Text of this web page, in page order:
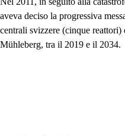
aveva deciso la progressiva
centrali svizzere (cinque
Mühleberg, tra il 2019 e il 2034.